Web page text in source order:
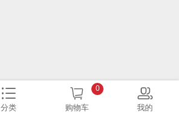
分类 购物车
0
我的